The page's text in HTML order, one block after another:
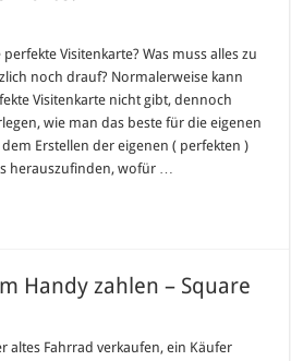
Visitenkarte? Was muss alles zu
noch drauf? Normalerweise kann
Visitenkarte nicht gibt, dennoch
wie man das beste für die eigenen
Erstellen der eigenen ( perfekten )
herauszufinden, wofür …
Handy zahlen – Square
altes Fahrrad verkaufen, ein Käufer